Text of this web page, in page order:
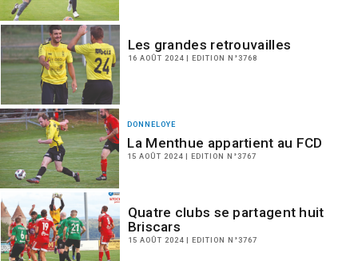
Les grandes retrouvailles
16 AOÛT 2024 | EDITION N°3768
DONNELOYE
La Menthue appartient au FCD
15 AOÛT 2024 | EDITION N°3767
Quatre clubs se partagent huit
Briscars
15 AOÛT 2024 | EDITION N°3767